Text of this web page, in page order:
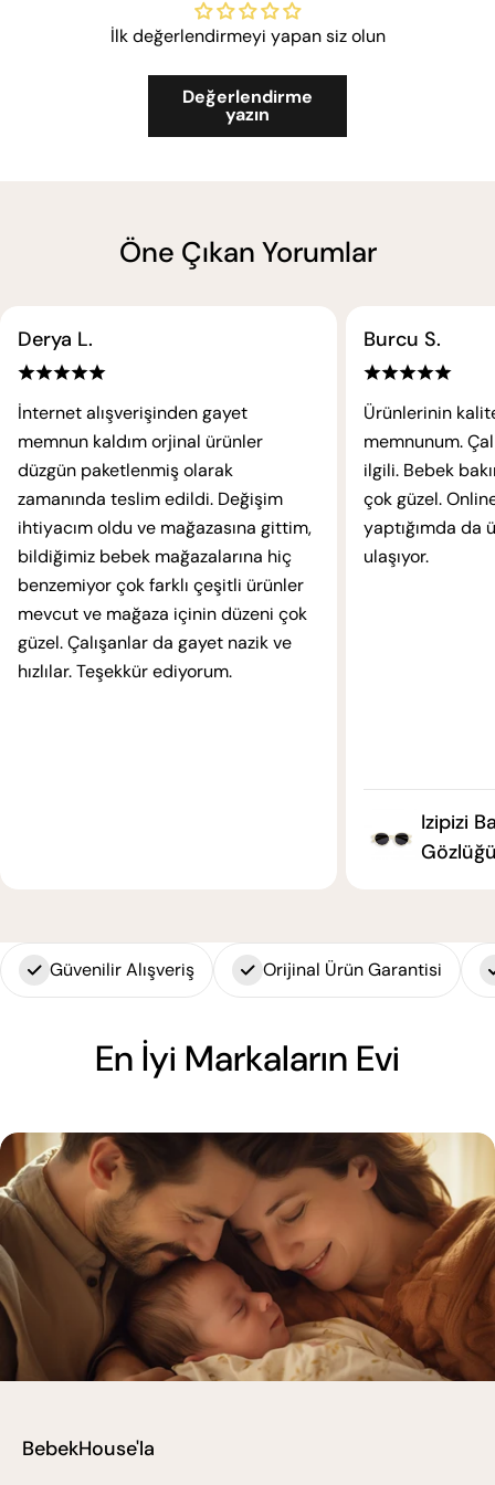
İlk değerlendirmeyi yapan siz olun
Değerlendirme
yazın
Öne Çıkan Yorumlar
Derya L.
İnternet alışverişinden gayet
memnun kaldım orjinal ürünler
düzgün paketlenmiş olarak
zamanında teslim edildi. Değişim
ihtiyacım oldu ve mağazasına gittim,
bildiğimiz bebek mağazalarına hiç
benzemiyor çok farklı çeşitli ürünler
mevcut ve mağaza içinin düzeni çok
güzel. Çalışanlar da gayet nazik ve
hızlılar. Teşekkür ediyorum.
Burcu S.
Ürünlerinin
memnunum.
ilgili. Bebek
çok güzel.
yaptığımda da
ulaşıyor.
Izipizi
Güvenilir Alışveriş Orijinal Ürün Garantisi
En İyi Markaların Evi
BebekHouse'la